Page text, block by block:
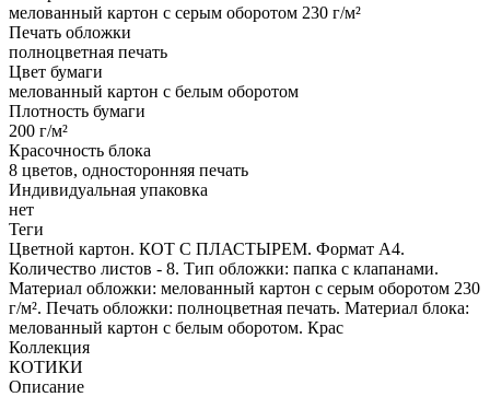
мелованный картон с серым оборотом 230 г/м²
Печать обложки
полноцветная печать
Цвет бумаги
мелованный картон с белым оборотом
Плотность бумаги
200 г/м²
Красочность блока
8 цветов, односторонняя печать
Индивидуальная упаковка
нет
Теги
Цветной картон. КОТ С ПЛАСТЫРЕМ. Формат А4.
Количество листов - 8. Тип обложки: папка с клапанами.
Материал обложки: мелованный картон с серым оборотом 230
г/м². Печать обложки: полноцветная печать. Материал блока:
мелованный картон с белым оборотом. Крас
Коллекция
КОТИКИ
Описание